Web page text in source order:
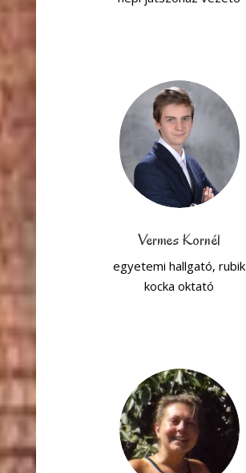
Vermes Kornél
egyetemi hallgató, rubik
kocka oktató